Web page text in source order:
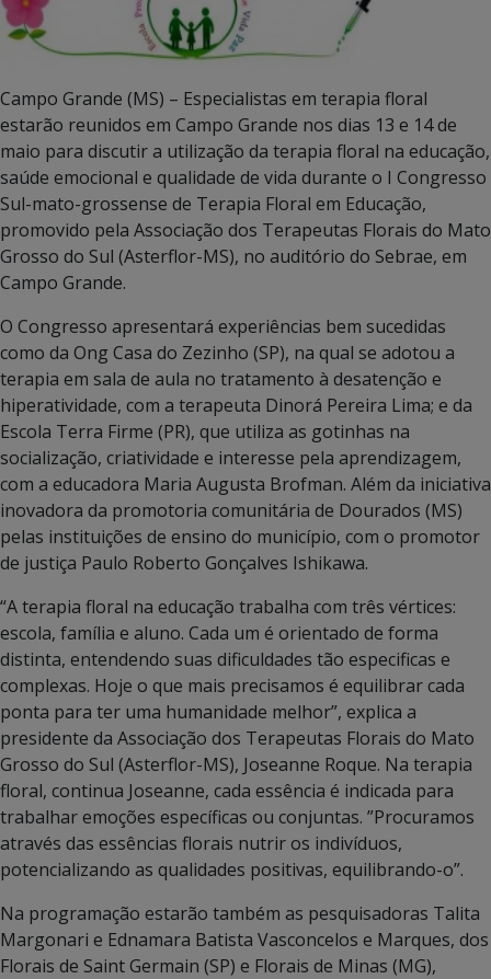
Campo Grande (MS) – Especialistas em terapia floral
estarão reunidos em Campo Grande nos dias 13 e 14 de
maio para discutir a utilização da terapia floral na educação,
saúde emocional e qualidade de vida durante o I Congresso
Sul-mato-grossense de Terapia Floral em Educação,
promovido pela Associação dos Terapeutas Florais do Mato
Grosso do Sul (Asterflor-MS), no auditório do Sebrae, em
Campo Grande.
O Congresso apresentará experiências bem sucedidas
como da Ong Casa do Zezinho (SP), na qual se adotou a
terapia em sala de aula no tratamento à desatenção e
hiperatividade, com a terapeuta Dinorá Pereira Lima; e da
Escola Terra Firme (PR), que utiliza as gotinhas na
socialização, criatividade e interesse pela aprendizagem,
com a educadora Maria Augusta Brofman. Além da iniciativa
inovadora da promotoria comunitária de Dourados (MS)
pelas instituições de ensino do município, com o promotor
de justiça Paulo Roberto Gonçalves Ishikawa.
“A terapia floral na educação trabalha com três vértices:
escola, família e aluno. Cada um é orientado de forma
distinta, entendendo suas dificuldades tão especificas e
complexas. Hoje o que mais precisamos é equilibrar cada
ponta para ter uma humanidade melhor”, explica a
presidente da Associação dos Terapeutas Florais do Mato
Grosso do Sul (Asterflor-MS), Joseanne Roque. Na terapia
floral, continua Joseanne, cada essência é indicada para
trabalhar emoções específicas ou conjuntas. ”Procuramos
através das essências florais nutrir os indivíduos,
potencializando as qualidades positivas, equilibrando-o”.
Na programação estarão também as pesquisadoras Talita
Margonari e Ednamara Batista Vasconcelos e Marques, dos
Florais de Saint Germain (SP) e Florais de Minas (MG),